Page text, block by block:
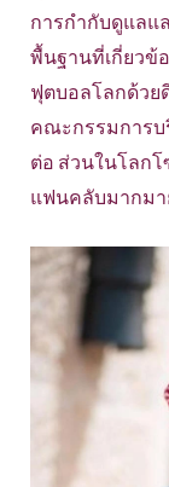
การกำกับดูแลแ
พื้นฐานที่เกี่ยวข้
ฟุตบอลโลกด้วย
คณะกรรมการบ
ต่อ ส่วนในโลก
แฟนคลับมากมา